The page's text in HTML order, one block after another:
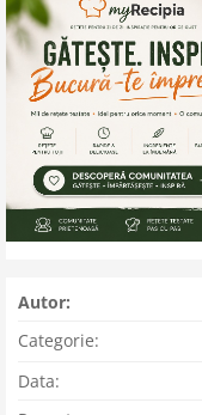
Autor:
Categorie:
Data: